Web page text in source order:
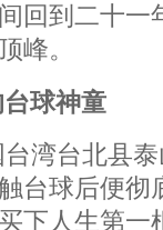
回到二十一
峰。
球神童
湾台北县
台球后便彻
下人生第一